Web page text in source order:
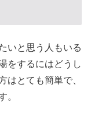
いと思う人もいる
をするにはどうし
はとても簡単で、
。